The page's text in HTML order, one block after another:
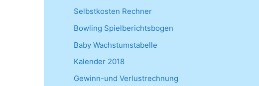
Selbstkosten Rechner
Bowling Spielberichtsbogen
Baby Wachstumstabelle
Kalender 2018
Gewinn-und Verlustrechnung